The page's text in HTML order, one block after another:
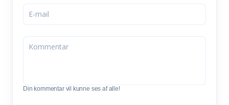
Din kommentar vil kunne ses af alle!